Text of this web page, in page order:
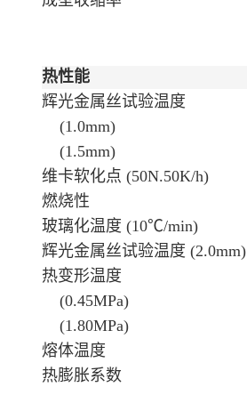
热性能
辉光金属丝试验温度
(1.0mm)
(1.5mm)
维卡软化点 (50N.50K/h)
燃烧性
玻璃化温度 (10℃/min)
辉光金属丝试验温度 (2.0mm)
热变形温度
(0.45MPa)
(1.80MPa)
熔体温度
热膨胀系数